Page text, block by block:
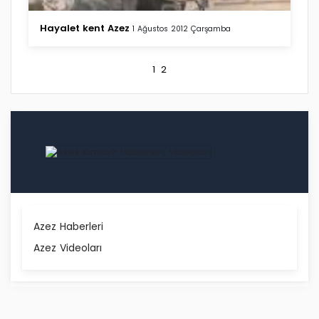
Hayalet kent Azez 1 Ağustos 2012 Çarşamba
1 2
Azez Haberleri
Azez Videoları